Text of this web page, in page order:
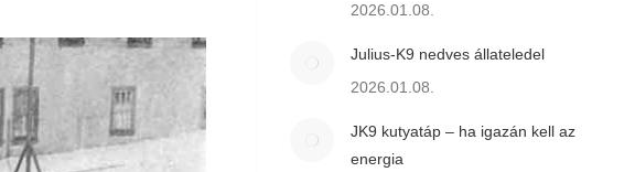
2026.01.08.
Julius-K9 nedves állateledel
2026.01.08.
JK9 kutyatáp – ha igazán kell az
energia